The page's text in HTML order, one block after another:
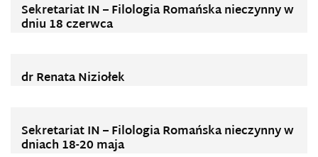
Sekretariat IN – Filologia Romańska nieczynny w
dniu 18 czerwca
dr Renata Niziołek
Sekretariat IN – Filologia Romańska nieczynny w
dniach 18-20 maja